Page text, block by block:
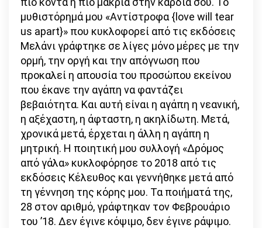
μυθιστόρημά μου «Αντίστροφα {love will tear
us apart}» που κυκλοφορεί από τις εκδόσεις
Μελάνι γράφτηκε σε λίγες μόνο μέρες με την
ορμή, την οργή και την απόγνωση που
προκαλεί η απουσία του προσώπου εκείνου
που έκανε την αγάπη να φαντάζει
βεβαιότητα. Και αυτή είναι η αγάπη η νεανική,
η αξέχαστη, η άφταστη, η ακηλίδωτη. Μετά,
χρονικά μετά, έρχεται η άλλη η αγάπη η
μητρική. Η ποιητική μου συλλογή «Δρόμος
από γάλα» κυκλοφόρησε το 2018 από τις
εκδόσεις Κέλευθος και γεννήθηκε μετά από
τη γέννηση της κόρης μου. Τα ποιήματά της,
28 στον αριθμό, γράφτηκαν τον Φεβρουάριο
του ’18. Δεν έγινε κόψιμο, δεν έγινε ράψιμο.